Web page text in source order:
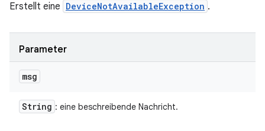
Erstellt eine DeviceNotAvailableException .
Parameter
msg
String : eine beschreibende Nachricht.